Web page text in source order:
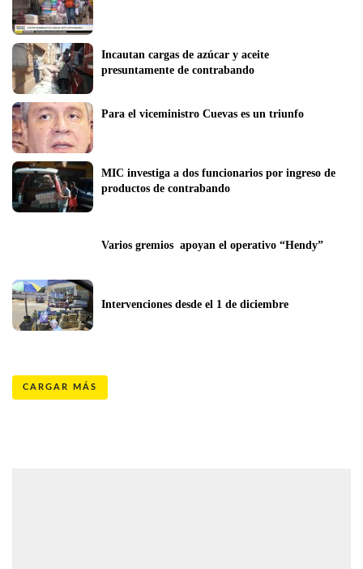
Incautan cargas de azúcar y aceite
presuntamente de contrabando
Para el viceministro Cuevas es un triunfo
MIC investiga a dos funcionarios por ingreso de
productos de contrabando
Varios gremios  apoyan el operativo “Hendy”
Intervenciones desde el 1 de diciembre
CARGAR MÁS